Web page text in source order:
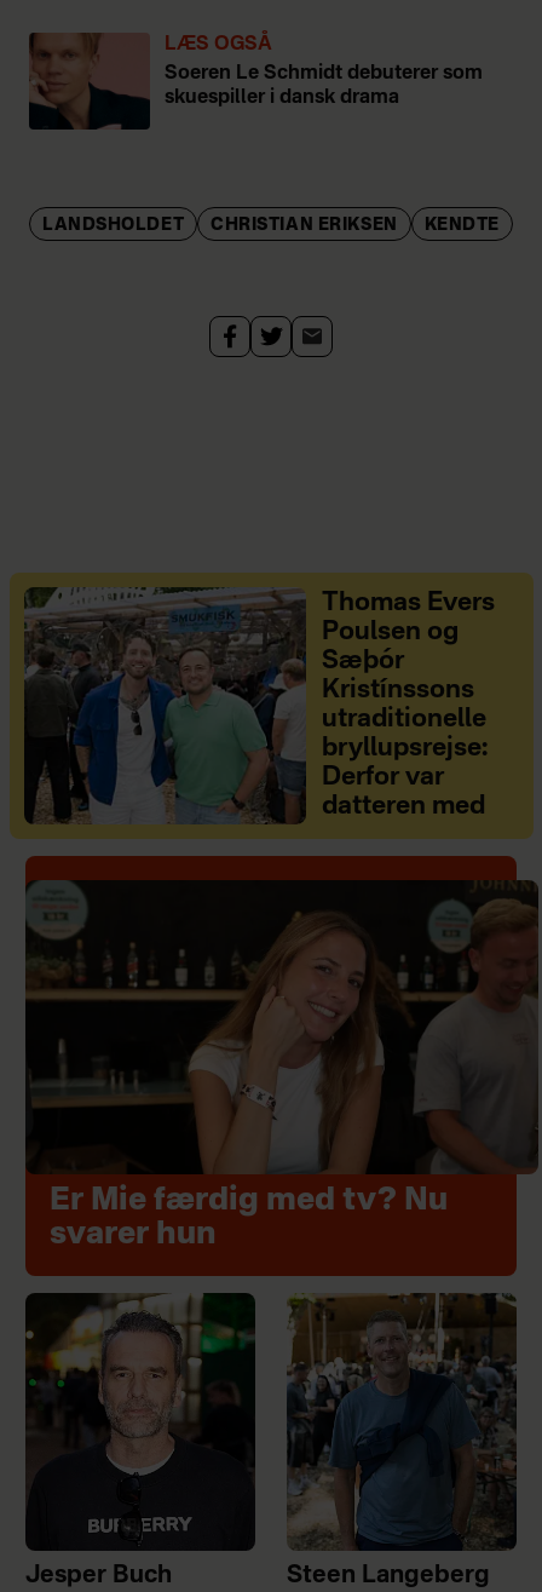
LÆS OGSÅ
Soeren Le Schmidt debuterer som
skuespiller i dansk drama
LANDSHOLDET CHRISTIAN ERIKSEN KENDTE
Thomas Evers
Poulsen og
Sæþór
Kristínssons
utraditionelle
bryllupsrejse:
Derfor var
datteren med
Er Mie færdig med tv? Nu
svarer hun
Jesper Buch Steen Langeberg